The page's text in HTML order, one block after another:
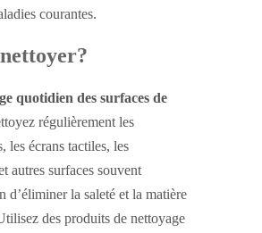
courantes.
quotidien des surfaces de
régulièrement les
les écrans tactiles, les
autres surfaces souvent
d’éliminer la saleté et la matière
des produits de nettoyage